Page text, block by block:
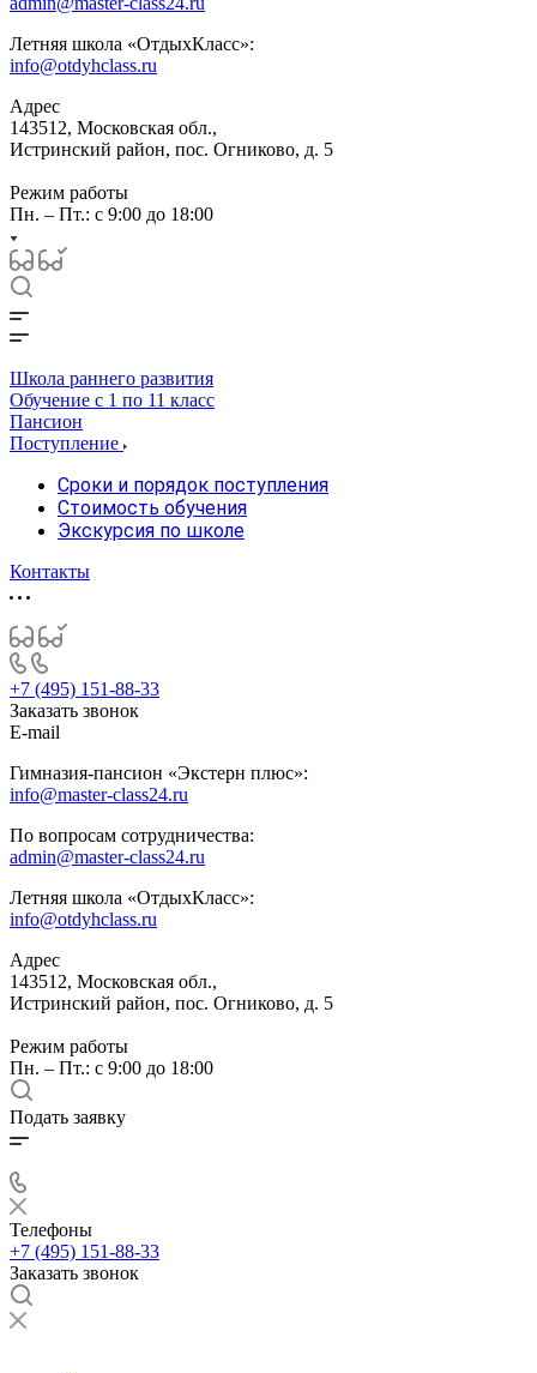
Летняя школа «ОтдыхКласс»:
info@otdyhclass.ru
Адрес
143512, Московская обл.,
Истринский район, пос. Огниково, д. 5
Режим работы
Пн. – Пт.: с 9:00 до 18:00
Школа раннего развития
Обучение с 1 по 11 класс
Пансион
Поступление
Сроки и порядок поступления
Стоимость обучения
Экскурсия по школе
Контакты
+7 (495) 151-88-33
Заказать звонок
E-mail
Гимназия-пансион «Экстерн плюс»:
info@master-class24.ru
По вопросам сотрудничества:
admin@master-class24.ru
Летняя школа «ОтдыхКласс»:
info@otdyhclass.ru
Адрес
143512, Московская обл.,
Истринский район, пос. Огниково, д. 5
Режим работы
Пн. – Пт.: с 9:00 до 18:00
Подать заявку
Телефоны
+7 (495) 151-88-33
Заказать звонок